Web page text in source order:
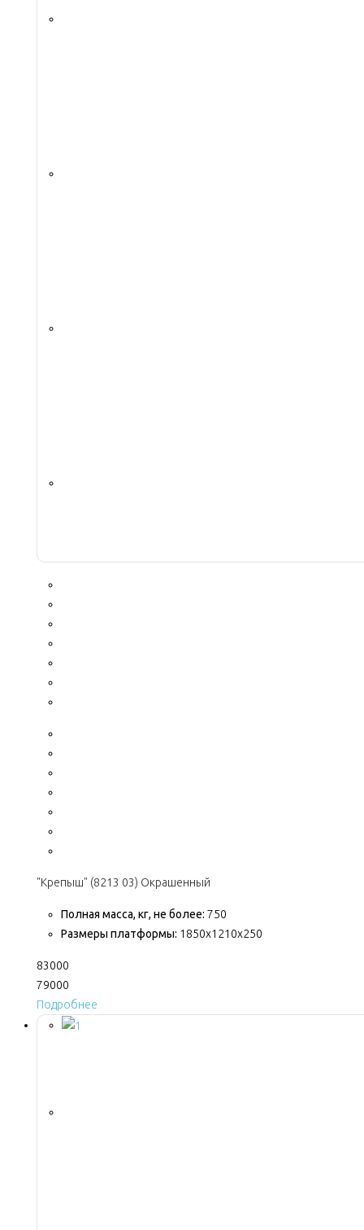
"Крепыш" (8213 03) Окрашенный
Полная масса, кг, не более: 750
Размеры платформы: 1850х1210х250
83000
79000
Подробнее